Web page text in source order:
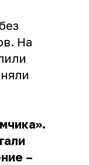
На
–